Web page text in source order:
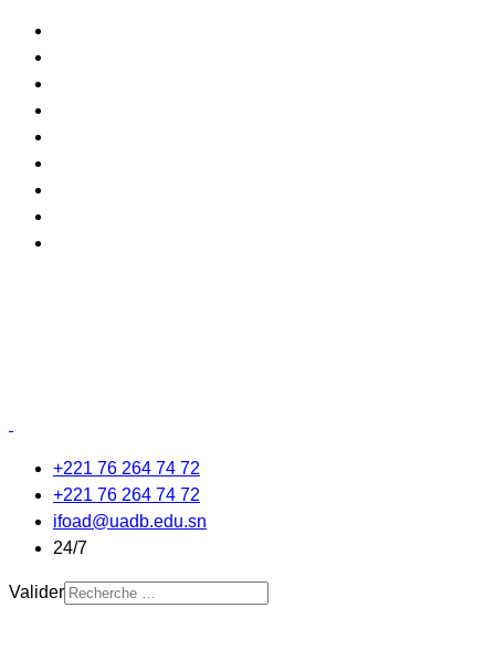
+221 76 264 74 72
+221 76 264 74 72
ifoad@uadb.edu.sn
24/7
Valider